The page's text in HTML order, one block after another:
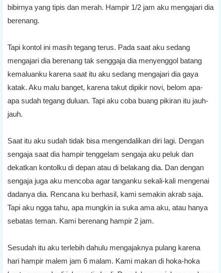
bibirnya yang tipis dan merah. Hampir 1/2 jam aku mengajari dia
berenang.
Tapi kontol ini masih tegang terus. Pada saat aku sedang
mengajari dia berenang tak senggaja dia menyenggol batang
kemaluanku karena saat itu aku sedang mengajari dia gaya
katak. Aku malu banget, karena takut dipikir novi, belom apa-
apa sudah tegang duluan. Tapi aku coba buang pikiran itu jauh-
jauh.
Saat itu aku sudah tidak bisa mengendalikan diri lagi. Dengan
sengaja saat dia hampir tenggelam sengaja aku peluk dan
dekatkan kontolku di depan atau di belakang dia. Dan dengan
sengaja juga aku mencoba agar tanganku sekali-kali mengenai
dadanya dia. Rencana ku berhasil, kami semakin akrab saja.
Tapi aku ngga tahu, apa mungkin ia suka ama aku, atau hanya
sebatas teman. Kami berenang hampir 2 jam.
Sesudah itu aku terlebih dahulu mengajaknya pulang karena
hari hampir malem jam 6 malam. Kami makan di hoka-hoka